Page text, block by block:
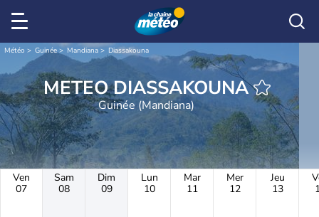
Météo Guinée Mandiana Diassakouna
METEO DIASSAKOUNA
Guinée (Mandiana)
Ven
07
Sam
08
Dim
09
Lun
10
Mar
11
Mer
12
Jeu
13